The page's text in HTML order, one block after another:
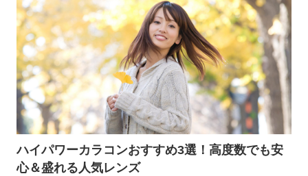
ハイパワーカラコンおすすめ3選！高度数でも安
心＆盛れる人気レンズ